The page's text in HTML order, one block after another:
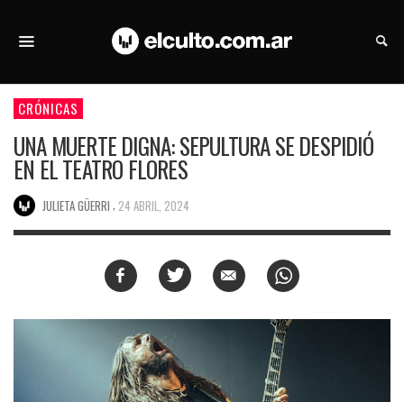
CRÓNICAS
UNA MUERTE DIGNA: SEPULTURA SE DESPIDIÓ
EN EL TEATRO FLORES
JULIETA GÜERRI 24 ABRIL, 2024